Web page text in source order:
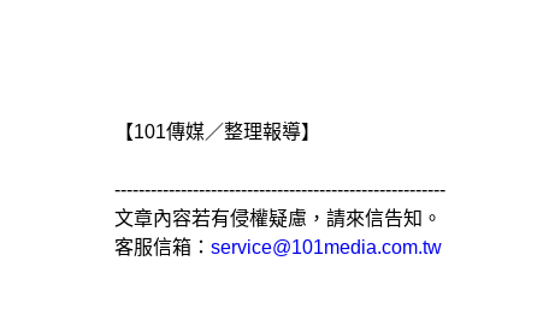
【101傳媒／整理報導】
-------------------------------------------------------
文章內容若有侵權疑慮，請來信告知。
客服信箱： service@101media.com.tw